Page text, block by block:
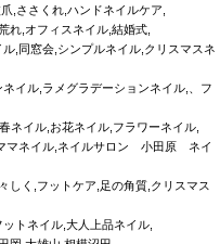
,ささくれ,ハンドネイルケア,
れ,オフィスネイル,結婚式,
,同窓会,シンプルネイル,クリスマスネ
イル,ラメグラデーションネイル,、フ
ネイル,お花ネイル,フラワーネイル,
マネイル,ネイルサロン 小田原 ネイ
く,フットケア,足の角質,クリスマス
ネイル,大人上品ネイル,